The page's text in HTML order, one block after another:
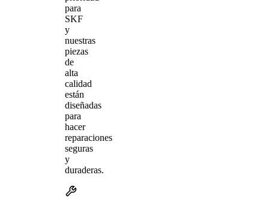
para
SKF
y
nuestras
piezas
de
alta
calidad
están
diseñadas
para
hacer
reparaciones
seguras
y
duraderas.